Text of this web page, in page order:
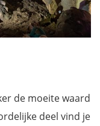
de moeite waard
deel vind je